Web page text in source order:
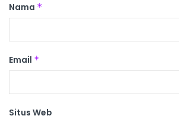
Nama *
Email *
Situs Web